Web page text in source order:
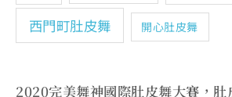
西門町肚皮舞 開心肚皮舞
2020完美舞神國際肚皮舞大賽，肚